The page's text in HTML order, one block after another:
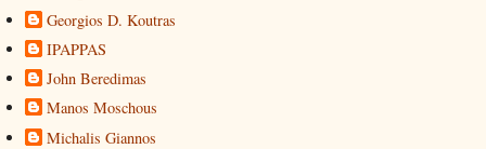
Georgios D. Koutras
IPAPPAS
John Beredimas
Manos Moschous
Michalis Giannos